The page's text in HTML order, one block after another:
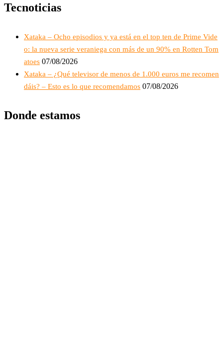
Tecnoticias
Xataka – Ocho episodios y ya está en el top ten de Prime Vide
o: la nueva serie veraniega con más de un 90% en Rotten Tom
atoes 07/08/2026
Xataka – ¿Qué televisor de menos de 1.000 euros me recomen
dáis? – Esto es lo que recomendamos 07/08/2026
Donde estamos